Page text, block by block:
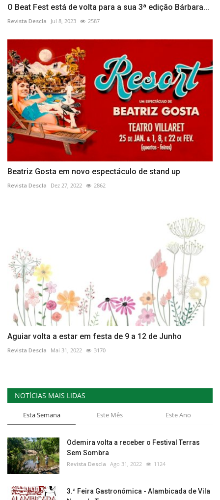
O Beat Fest está de volta para a sua 3ª edição Bárbara...
Revista Descla Jul 8, 2023 2587
Beatriz Gosta em novo espectáculo de stand up
Revista Descla Dez 27, 2022 2862
Aguiar volta a estar em festa de 9 a 12 de Junho
Revista Descla Mai 31, 2022 3170
NOTÍCIAS MAIS LIDAS
Esta Semana Este Mês Este Ano
Odemira volta a receber o Festival Terras
Sem Sombra
Revista Descla Ago 31, 2022 1124
3.ª Feira Gastronómica - Alambicada de Vila